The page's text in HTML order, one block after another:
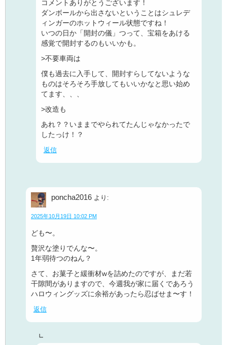
コメントありがとうございます！
ダンボールから出さないということはシュレデ
ィンガーのホットウィール状態ですね！
いつの日か「開封の儀」つって、宝箱をあける
感覚で開封するのもいいかも。
>不要車両は
僕も過去に入手して、開封すらしてないような
ものはそろそろ手放してもいいかなと思い始め
てます、、、
>改造も
あれ？？いままでやられてたんじゃなかったで
したっけ！？
返信
poncha2016 より:
2025年10月19日 10:02 PM
ども〜。
贅沢な塗りでんな〜。
1年弱待つのねん？
さて、お菓子と緩衝材wを詰めたのですが、まだ若
干隙間がありますので、今週我が家に届くであろう
ハロウィングッズに余裕があったら忍ばせま〜す！
返信